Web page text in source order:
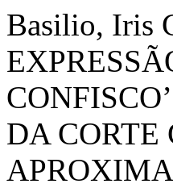
Basilio, Iris
DA